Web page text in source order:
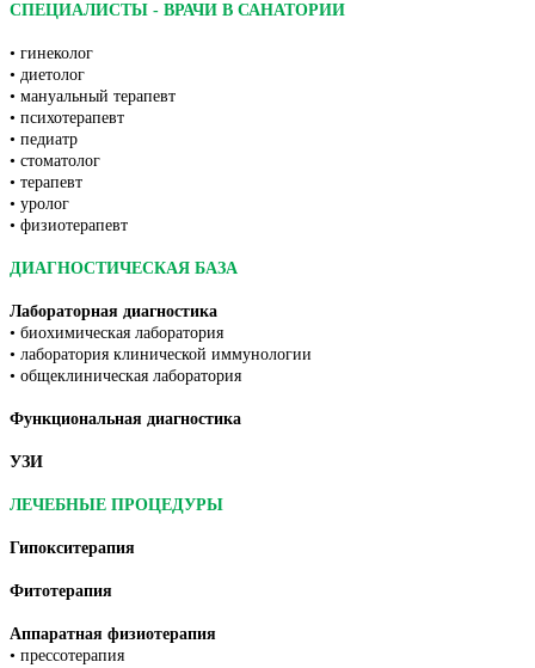
СПЕЦИАЛИСТЫ - ВРАЧИ В САНАТОРИИ
• гинеколог
• диетолог
• мануальный терапевт
• психотерапевт
• педиатр
• стоматолог
• терапевт
• уролог
• физиотерапевт
ДИАГНОСТИЧЕСКАЯ БАЗА
Лабораторная диагностика
• биохимическая лаборатория
• лаборатория клинической иммунологии
• общеклиническая лаборатория
Функциональная диагностика
УЗИ
ЛЕЧЕБНЫЕ ПРОЦЕДУРЫ
Гипокситерапия
Фитотерапия
Аппаратная физиотерапия
• прессотерапия